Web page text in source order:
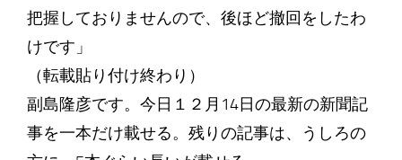
把握しておりませんので、後ほど撤回をしたわ
けです」
（転載貼り付け終わり）
副島隆彦です。今日１２月14日の最新の新聞記
事を一本だけ載せる。残りの記事は、うしろの